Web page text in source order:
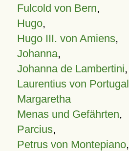
Fulcold von Bern,
Hugo,
Hugo III. von Amiens,
Johanna,
Johanna de Lambertini,
Laurentius von Portugal
Margaretha
Menas und Gefährten,
Parcius,
Petrus von Montepiano,